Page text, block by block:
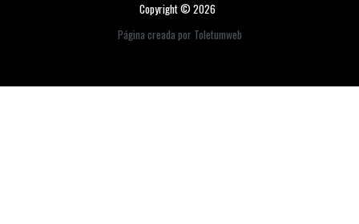
Copyright © 2026
Página creada por Toletumweb